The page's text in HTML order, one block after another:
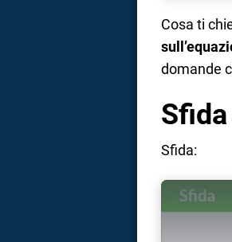
Cosa ti
domande
Sfida: